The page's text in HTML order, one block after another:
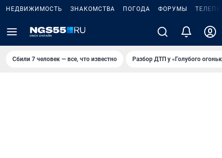
НЕДВИЖИМОСТЬ ЗНАКОМСТВА ПОГОДА ФОРУМЫ
Сбили 7 человек — все, что известно Разбор ДТП у «Голубого